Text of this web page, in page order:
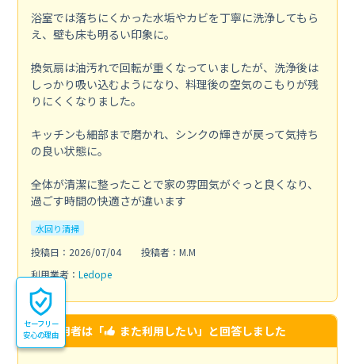
浴室では落ちにくかった水垢やカビを丁寧に洗浄してもら
え、壁も床も明るい印象に。
換気扇は油汚れで回転が重くなっていましたが、洗浄後は
しっかり吸い込むようになり、料理後の空気のこもりが残
りにくくなりました。
キッチンも細部まで磨かれ、シンクの輝きが戻って気持ち
の良い状態に。
全体が清潔に整ったことで家の雰囲気がぐっと良くなり、
過ごす時間の快適さが違います
水回り清掃
投稿日：2026/07/04
投稿者：M.M
利用業者： Ledope
この利用者は「 また利用したい」と回答しました
セーフリー
安心の理由